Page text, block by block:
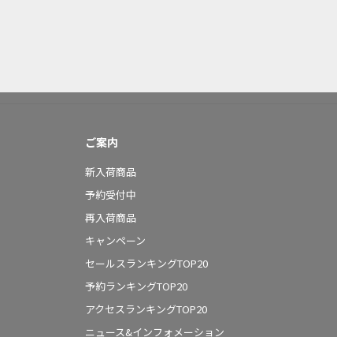
ご案内
新入荷商品
予約受付中
再入荷商品
キャンペーン
セールスランキングTOP20
予約ランキングTOP20
アクセスランキングTOP20
ニュース&インフォメーション